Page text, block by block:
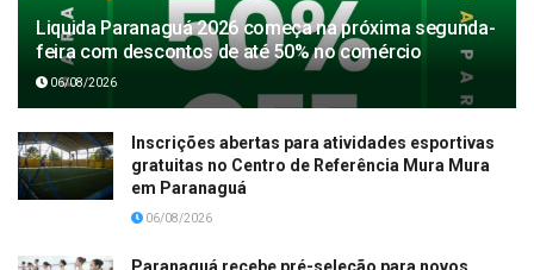
Liquida Paranaguá 2026 começa na próxima segunda-
feira com descontos de até 50% no comércio
06/08/2026
Inscrições abertas para atividades esportivas
gratuitas no Centro de Referência Mura Mura
em Paranaguá
06/08/2026
Paranaguá recebe pré-seleção para novos